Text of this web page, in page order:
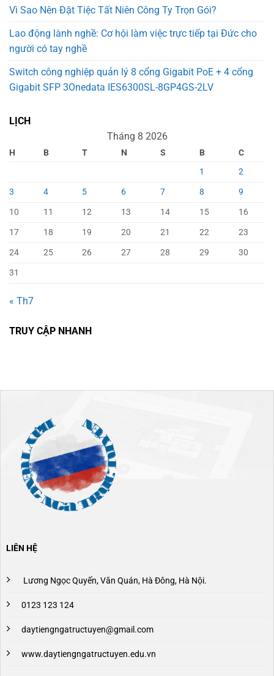
Vì Sao Nên Đặt Tiệc Tất Niên Công Ty Trọn Gói?
Lao động lành nghề: Cơ hội làm việc trực tiếp tại Đức cho
người có tay nghề
Switch công nghiệp quản lý 8 cổng Gigabit PoE + 4 cổng
Gigabit SFP 3Onedata IES6300SL-8GP4GS-2LV
LỊCH
Tháng 8 2026
H B T N S B
C
1
2
3
4 5 6 7 8
9
10
11 12 13 14 15
16
17
18 19 20 21 22
23
24
25 26 27 28 29
30
31
« Th7
TRUY CẬP NHANH
LIÊN HỆ
Lương Ngọc Quyến, Văn Quán, Hà Đông, Hà Nội.
0123 123 124
daytiengngatructuyen@gmail.com
www.daytiengngatructuyen.edu.vn